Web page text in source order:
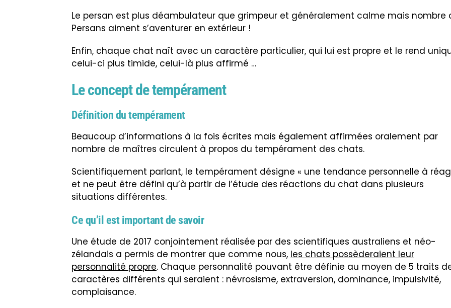
Le persan est plus déambulateur que grimpeur et généralement calme mais nombre
Persans aiment s’aventurer en extérieur !
Enfin, chaque chat naît avec un caractère particulier, qui lui est propre et le rend
celui-ci plus timide, celui-là plus affirmé …
Le concept de tempérament
Définition du tempérament
Beaucoup d’informations à la fois écrites mais également affirmées oralement par
nombre de maîtres circulent à propos du tempérament des chats.
Scientifiquement parlant, le tempérament désigne « une tendance personnelle à
et ne peut être défini qu’à partir de l’étude des réactions du chat dans plusieurs
situations différentes.
Ce qu’il est important de savoir
Une étude de 2017 conjointement réalisée par des scientifiques australiens et néo-
zélandais a permis de montrer que comme nous, les chats possèderaient leur
personnalité propre. Chaque personnalité pouvant être définie au moyen de 5 traits
caractères différents qui seraient : névrosisme, extraversion, dominance, impulsivité,
complaisance.